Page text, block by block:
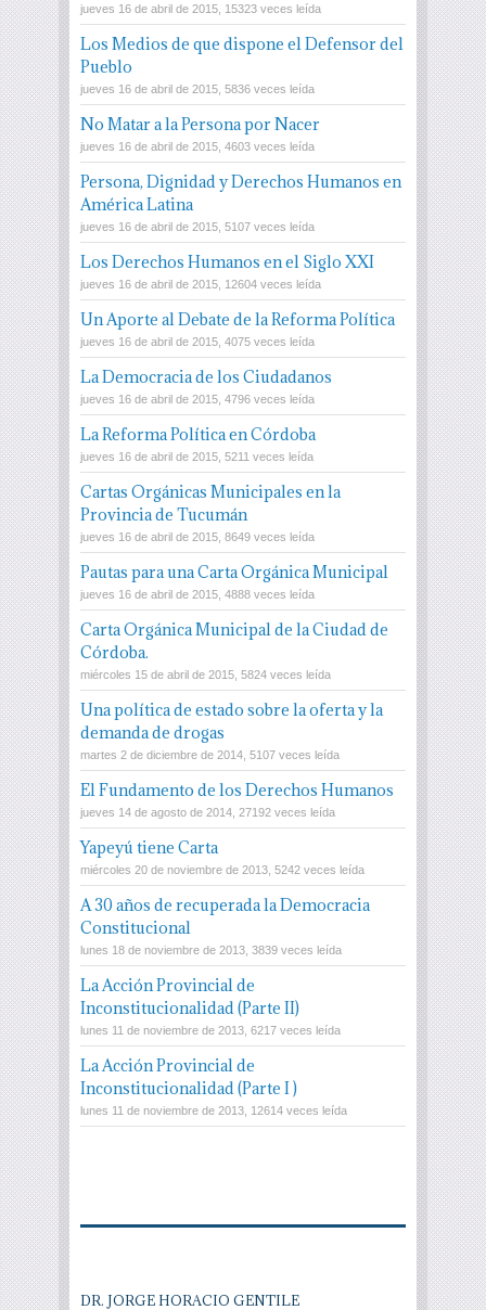
jueves 16 de abril de 2015, 15323 veces leída
Los Medios de que dispone el Defensor del
Pueblo
jueves 16 de abril de 2015, 5836 veces leída
No Matar a la Persona por Nacer
jueves 16 de abril de 2015, 4603 veces leída
Persona, Dignidad y Derechos Humanos en
América Latina
jueves 16 de abril de 2015, 5107 veces leída
Los Derechos Humanos en el Siglo XXI
jueves 16 de abril de 2015, 12604 veces leída
Un Aporte al Debate de la Reforma Política
jueves 16 de abril de 2015, 4075 veces leída
La Democracia de los Ciudadanos
jueves 16 de abril de 2015, 4796 veces leída
La Reforma Política en Córdoba
jueves 16 de abril de 2015, 5211 veces leída
Cartas Orgánicas Municipales en la
Provincia de Tucumán
jueves 16 de abril de 2015, 8649 veces leída
Pautas para una Carta Orgánica Municipal
jueves 16 de abril de 2015, 4888 veces leída
Carta Orgánica Municipal de la Ciudad de
Córdoba.
miércoles 15 de abril de 2015, 5824 veces leída
Una política de estado sobre la oferta y la
demanda de drogas
martes 2 de diciembre de 2014, 5107 veces leída
El Fundamento de los Derechos Humanos
jueves 14 de agosto de 2014, 27192 veces leída
Yapeyú tiene Carta
miércoles 20 de noviembre de 2013, 5242 veces leída
A 30 años de recuperada la Democracia
Constitucional
lunes 18 de noviembre de 2013, 3839 veces leída
La Acción Provincial de
Inconstitucionalidad (Parte II)
lunes 11 de noviembre de 2013, 6217 veces leída
La Acción Provincial de
Inconstitucionalidad (Parte I )
lunes 11 de noviembre de 2013, 12614 veces leída
DR. JORGE HORACIO GENTILE